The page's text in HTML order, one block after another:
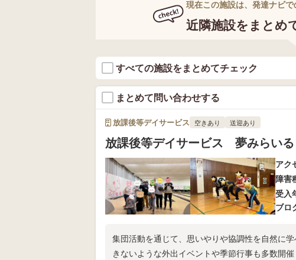
現在この施設は、発達ナビで
近隣施設をまとめ
すべての施設をまとめてチェック
まとめて問い合わせする
放課後等デイサービス 空きあり 送迎あり
放課後等デイサービス 夢みらいる
アク
障害
受入
ブロ
集団活動を通じて、思いやりや協調性を自然に
きないような外出イベントや季節行事も多数開